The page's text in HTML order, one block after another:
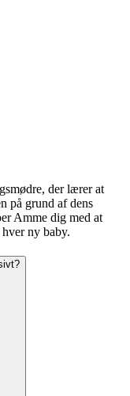
der lærer at
på grund af dens
Amme dig med at
ny baby.